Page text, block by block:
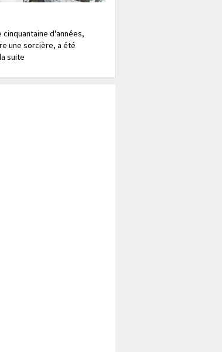
cinquantaine d'années,
une sorcière, a été
suite